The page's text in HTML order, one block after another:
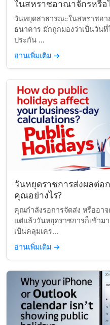
ในสหราชอาณาจักรหรือ
วันหยุดสาธารณะในสหราชอ
ธนาคาร มักถูกมองว่าเป็นวัน
ประกัน ...
อ่านเพิ่มเติม →
วันหยุดราชการส่งผลต่
คุณอย่างไร?
คุณกำลังรอการจัดส่ง หรืออา
แต่แล้ววันหยุดราชการก็เข้าม
เป็นคลุมเคร...
อ่านเพิ่มเติม →